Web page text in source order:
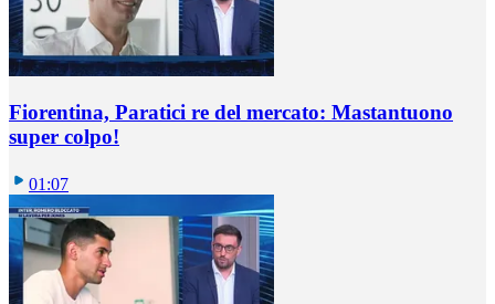
Fiorentina, Paratici re del mercato: Mastantuono
super colpo!
01:07